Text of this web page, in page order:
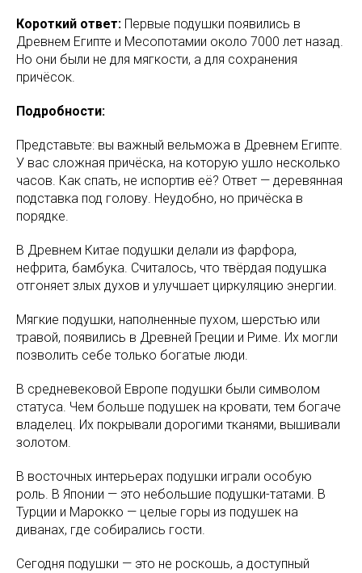
Короткий ответ: Первые подушки появились в
Древнем Египте и Месопотамии около 7000 лет назад.
Но они были не для мягкости, а для сохранения
причёсок.
Подробности:
Представьте: вы важный вельможа в Древнем Египте.
У вас сложная причёска, на которую ушло несколько
часов. Как спать, не испортив её? Ответ — деревянная
подставка под голову. Неудобно, но причёска в
порядке.
В Древнем Китае подушки делали из фарфора,
нефрита, бамбука. Считалось, что твёрдая подушка
отгоняет злых духов и улучшает циркуляцию энергии.
Мягкие подушки, наполненные пухом, шерстью или
травой, появились в Древней Греции и Риме. Их могли
позволить себе только богатые люди.
В средневековой Европе подушки были символом
статуса. Чем больше подушек на кровати, тем богаче
владелец. Их покрывали дорогими тканями, вышивали
золотом.
В восточных интерьерах подушки играли особую
роль. В Японии — это небольшие подушки-татами. В
Турции и Марокко — целые горы из подушек на
диванах, где собирались гости.
Сегодня подушки — это не роскошь, а доступный